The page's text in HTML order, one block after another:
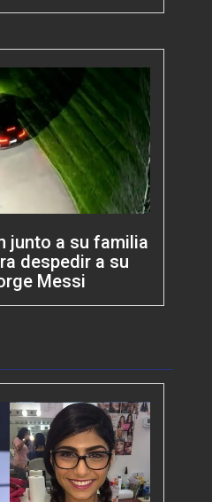
junto a su familia
despedir a su
Messi